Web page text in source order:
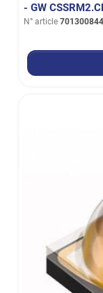
- GW
N° article 701300844